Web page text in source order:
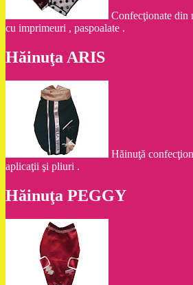
Confecţionate din
cu imprimeuri , paspoalate .
Hăinuţa ARIS
Hăinuţă
aplicaţii şi pliuri .
Hăinuţa PEGGY